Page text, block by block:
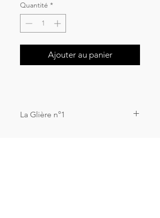
Quantité *
Ajouter au panier
La Glière n°1